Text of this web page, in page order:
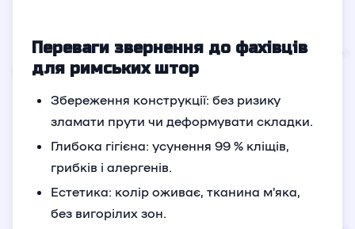
Переваги звернення до фахівців
для римських штор
Збереження конструкції: без ризику
зламати прути чи деформувати складки.
Глибока гігієна: усунення 99 % кліщів,
грибків і алергенів.
Естетика: колір оживає, тканина м’яка,
без вигорілих зон.